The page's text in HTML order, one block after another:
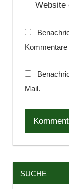
Website
Kommentare
Mail.
SUCHE